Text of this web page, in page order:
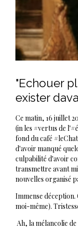
"Echouer
exister
Ce matin, 16 juillet
(in les #vertus de
fond du café
d'avoir manqué
culpabilité d'avoir
transmettre avant
nouvelles organisé
Immense
moi-même).
Ah, la mélancolie